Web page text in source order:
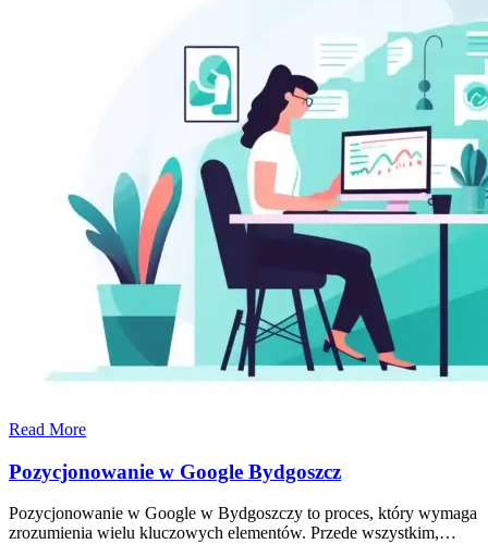
Read More
Pozycjonowanie w Google Bydgoszcz
Pozycjonowanie w Google w Bydgoszczy to proces, który wymaga
zrozumienia wielu kluczowych elementów. Przede wszystkim,…